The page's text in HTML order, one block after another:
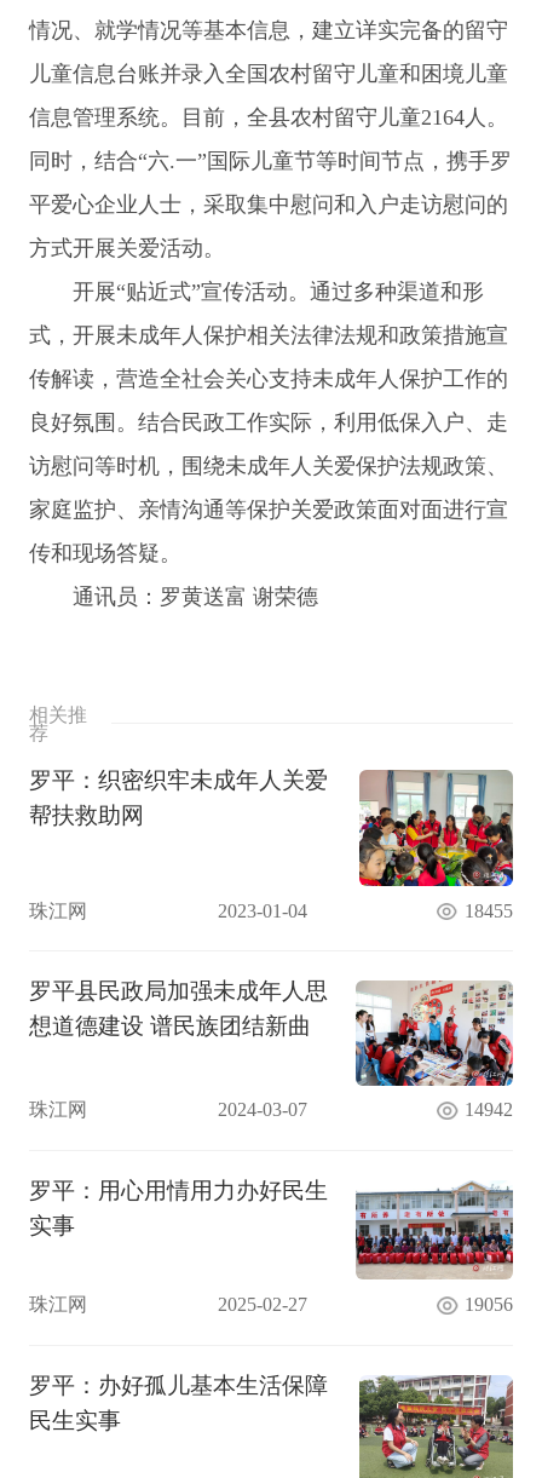
情况、就学情况等基本信息，建立详实完备的留守
儿童信息台账并录入全国农村留守儿童和困境儿童
信息管理系统。目前，全县农村留守儿童2164人。
同时，结合“六.一”国际儿童节等时间节点，携手罗
平爱心企业人士，采取集中慰问和入户走访慰问的
方式开展关爱活动。
开展“贴近式”宣传活动。通过多种渠道和形
式，开展未成年人保护相关法律法规和政策措施宣
传解读，营造全社会关心支持未成年人保护工作的
良好氛围。结合民政工作实际，利用低保入户、走
访慰问等时机，围绕未成年人关爱保护法规政策、
家庭监护、亲情沟通等保护关爱政策面对面进行宣
传和现场答疑。
通讯员：罗黄送富 谢荣德
相关推
荐
罗平：织密织牢未成年人关爱
帮扶救助网
珠江网 2023-01-04 18455
罗平县民政局加强未成年人思
想道德建设 谱民族团结新曲
珠江网 2024-03-07 14942
罗平：用心用情用力办好民生
实事
珠江网 2025-02-27 19056
罗平：办好孤儿基本生活保障
民生实事